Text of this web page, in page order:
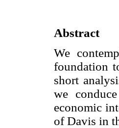
Abstract
We
foundation
short
we
economic
of Davis in